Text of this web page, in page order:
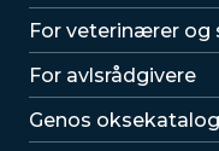
For veterinærer og
For avlsrådgivere
Lenker
Genos